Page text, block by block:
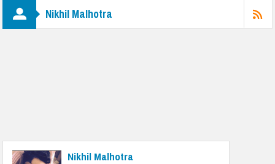
Nikhil Malhotra
Nikhil Malhotra